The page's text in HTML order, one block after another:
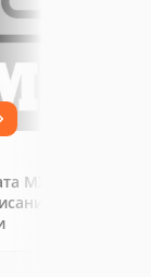
MXL: чем